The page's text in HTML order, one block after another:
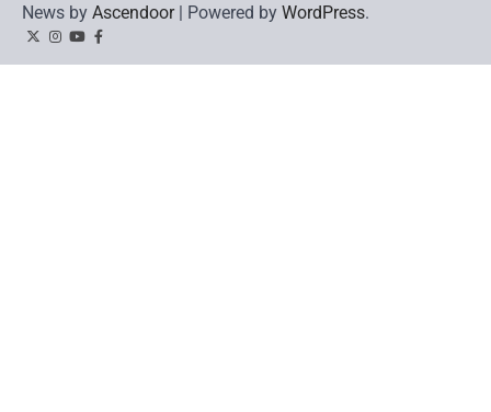
News by Ascendoor| Powered by WordPress.
TwitterInstagram
YouTubeFacebook